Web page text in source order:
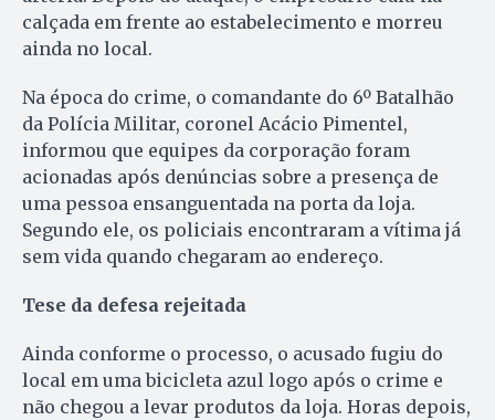
calçada em frente ao estabelecimento e morreu
ainda no local.
Na época do crime, o comandante do 6º Batalhão
da Polícia Militar, coronel Acácio Pimentel,
informou que equipes da corporação foram
acionadas após denúncias sobre a presença de
uma pessoa ensanguentada na porta da loja.
Segundo ele, os policiais encontraram a vítima já
sem vida quando chegaram ao endereço.
Tese da defesa rejeitada
Ainda conforme o processo, o acusado fugiu do
local em uma bicicleta azul logo após o crime e
não chegou a levar produtos da loja. Horas depois,